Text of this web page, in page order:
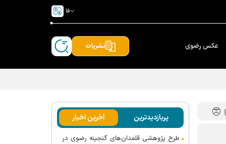
فا
عکس رضوی نشریات
پربازدیدترین آخرین اخبار
طرح پژوهشی قلمدان‌های گنجینه رضوی در